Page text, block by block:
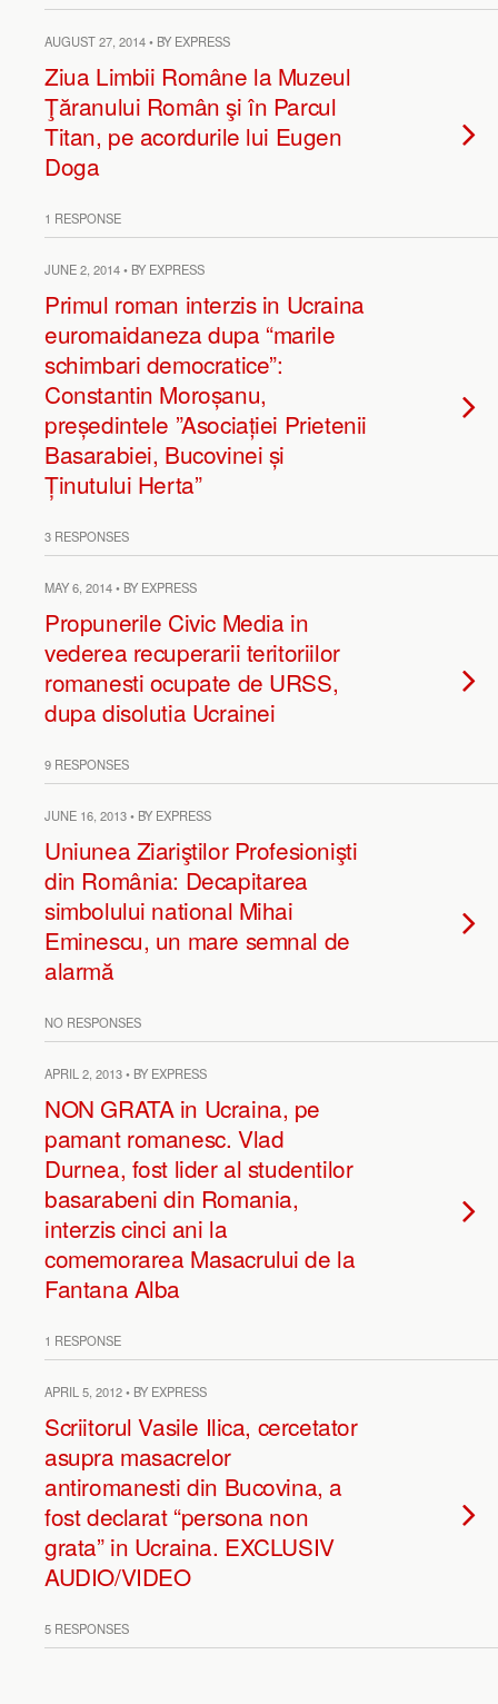
AUGUST 27, 2014 • BY EXPRESS
Ziua Limbii Române la Muzeul
Ţăranului Român şi în Parcul
Titan, pe acordurile lui Eugen
Doga
1 RESPONSE
JUNE 2, 2014 • BY EXPRESS
Primul roman interzis in Ucraina
euromaidaneza dupa “marile
schimbari democratice”:
Constantin Moroșanu,
președintele ”Asociației Prietenii
Basarabiei, Bucovinei și
Ținutului Herta”
3 RESPONSES
MAY 6, 2014 • BY EXPRESS
Propunerile Civic Media in
vederea recuperarii teritoriilor
romanesti ocupate de URSS,
dupa disolutia Ucrainei
9 RESPONSES
JUNE 16, 2013 • BY EXPRESS
Uniunea Ziariştilor Profesionişti
din România: Decapitarea
simbolului national Mihai
Eminescu, un mare semnal de
alarmă
NO RESPONSES
APRIL 2, 2013 • BY EXPRESS
NON GRATA in Ucraina, pe
pamant romanesc. Vlad
Durnea, fost lider al studentilor
basarabeni din Romania,
interzis cinci ani la
comemorarea Masacrului de la
Fantana Alba
1 RESPONSE
APRIL 5, 2012 • BY EXPRESS
Scriitorul Vasile Ilica, cercetator
asupra masacrelor
antiromanesti din Bucovina, a
fost declarat “persona non
grata” in Ucraina. EXCLUSIV
AUDIO/VIDEO
5 RESPONSES